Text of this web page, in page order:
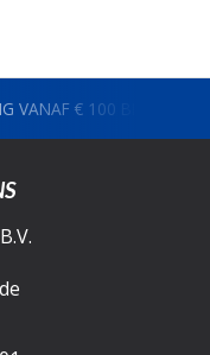
VANAF € 100 BINNEN